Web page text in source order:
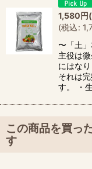
1,580円
(税込:
〜「土
主役は
にはな
それは
す。 ・
この商品を買っ
す